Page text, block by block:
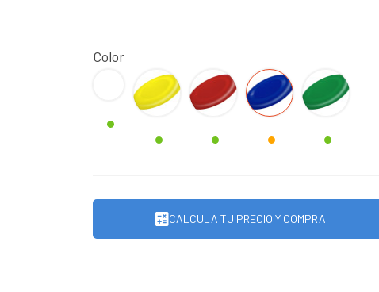
Color
Amarillo Rojo AZUL VERDE
CALCULA TU PRECIO Y COMPRA